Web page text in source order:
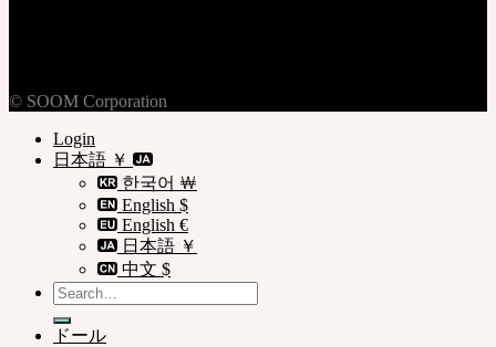
© SOOM Corporation
Login
日本語 ￥
한국어 ￦
English $
English €
日本語 ￥
中文 $
Search
for:
ドール